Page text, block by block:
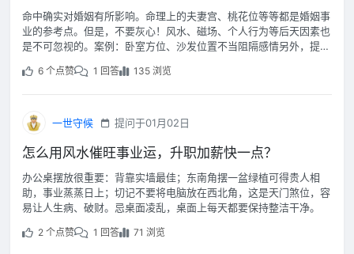
命中确实对婚姻有所影响。命理上的夫妻宫、桃花位等等都是婚姻事
业的参考点。但是，不要灰心！风水、磁场、个人行为等后天因素也
是不可忽视的。案例：卧室方位、沙发位置不当阻隔感情另外，提高
6 个点赞 1 回答 135 浏览
一世守候 提问于01月02日
怎么用风水催旺事业运，升职加薪快一点？
办公桌摆放很重要：背靠实墙最佳；东南角摆一盆绿植可得贵人相
助，事业蒸蒸日上；切记不要将电脑放在西北角，这是天门煞位，容
易让人生病、破财。忌桌面凌乱，桌面上每天都要保持整洁干净。
2 个点赞 1 回答 71 浏览